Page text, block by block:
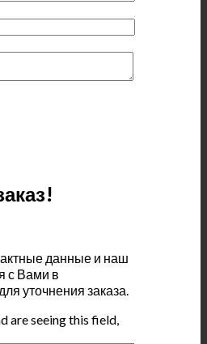
данные и наш
с Вами в
уточнения заказа.
are seeing this field,